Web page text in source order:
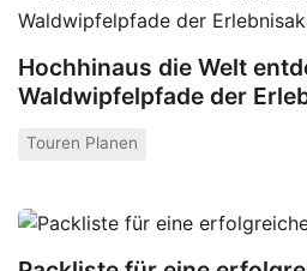
Hochhinaus die Welt
Waldwipfelpfade der
Touren Planen